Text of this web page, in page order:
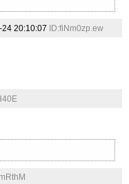
24 20:10:07 ID:fiNm0zp.ew